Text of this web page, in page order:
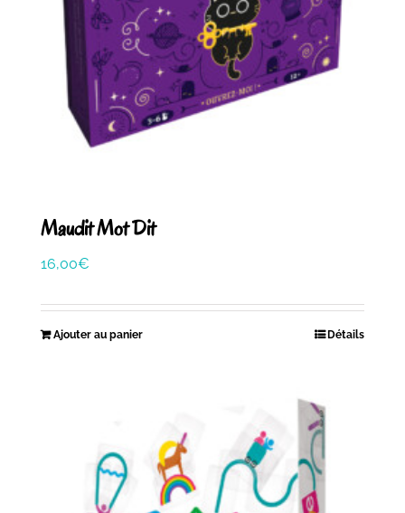
Maudit Mot Dit
16,00€
Ajouter au panier Détails